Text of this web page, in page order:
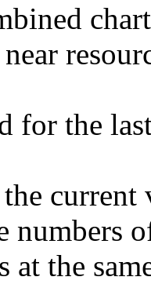
for the
numbers
at the